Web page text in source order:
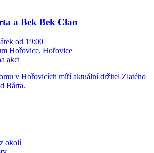
a Bek Bek Clan
od 19:00
Hořovice, Hořovice
akci
v Hořovicích míří aktuální držitel Zlatého
Bárta.
okolí